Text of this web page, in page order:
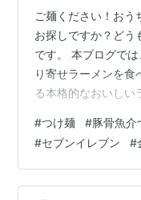
ご麺ください！おう
お探しですか？どう
です。 本ブログで
り寄せラーメンを
る本格的なおいしい
ブン』より「セブン
て2022年12月9日に
田」監修の「金の濃
ブンプレミアム ゴ
#つけ麺 #豚骨魚介
#セブンイレブン #